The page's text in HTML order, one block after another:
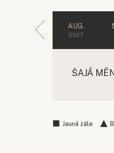
AUG.
2027
ŠAJĀ
Jaunā zāle